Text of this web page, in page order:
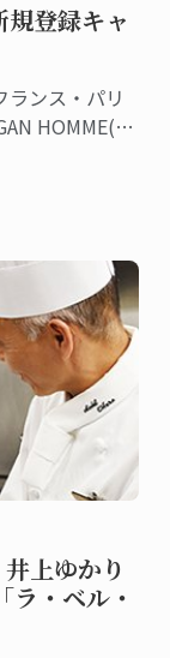
登録キャ
ランス・パリ
HOMME(モ
ガ）に新規
上ゆかり
・ベル・